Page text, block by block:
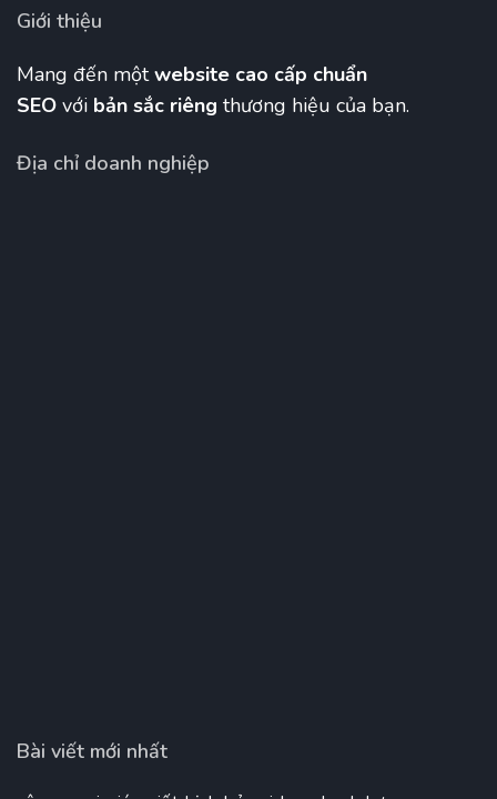
Giới thiệu
Mang đến mộtwebsite cao cấp chuẩn
SEO với bản sắc riêng thương hiệu của bạn.
Địa chỉ doanh nghiệp
Bài viết mới nhất